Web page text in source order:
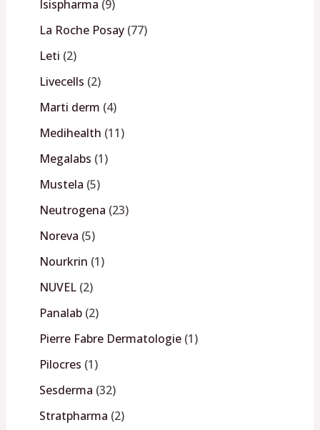
Isispharma 9
La Roche Posay 77
Leti 2
Livecells 2
Marti derm 4
Medihealth 11
Megalabs 1
Mustela 5
Neutrogena 23
Noreva 5
Nourkrin 1
NUVEL 2
Panalab 2
Pierre Fabre Dermatologie 1
Pilocres 1
Sesderma 32
Stratpharma 2